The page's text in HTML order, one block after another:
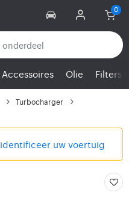
Accessoires Olie Filters
Turbocharger
identificeer uw voertuig